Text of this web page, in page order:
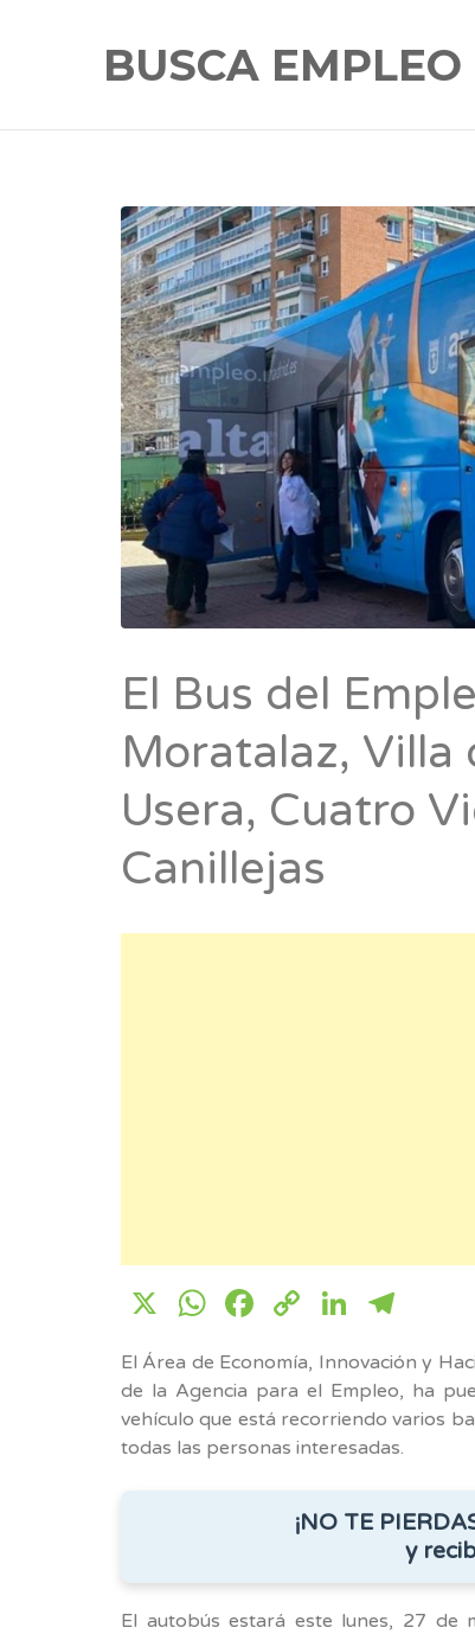
BUSCA
El Bus del
Moratalaz, Villa
Usera, Cuatro
Canillejas
X WhatsApp
Facebook
Copy
El Área de Economía, Innovación y
de la Agencia para el Empleo, ha
vehículo que está recorriendo varios
todas las personas interesadas.
¡NO TE
y
El autobús estará este lunes, 27 de